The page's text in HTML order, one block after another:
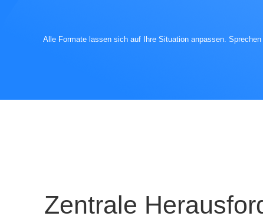
Alle Formate lassen sich auf Ihre Situation anpassen. Sprechen
Zentrale